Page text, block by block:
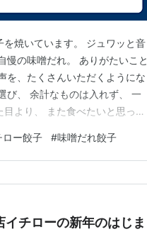
焼いています。 ジュワッと音
慢の味噌だれ。 ありがたいこと
を、たくさんいただくようにな
び、 余計なものは入れず、 一
より、 また食べたいと思って
。 今日の食卓に、そっと並べ
ロー餃子 #味噌だれ餃子
チローの新年のはじま